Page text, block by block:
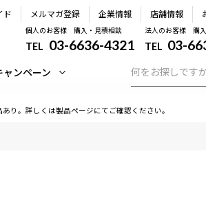
ド メルマガ登録 企業情報 店舗情報
個人のお客様 購入・見積相談
TEL 03-6636-4321
法人のお客様 購
TEL 03-
ンペーン
り。詳しくは製品ページにてご確認ください。